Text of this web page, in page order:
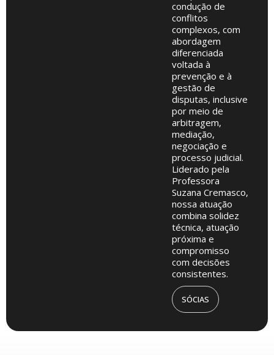
condução de
conflitos
complexos, com
abordagem
diferenciada
voltada à
prevenção e à
gestão de
disputas, inclusive
por meio de
arbitragem,
mediação,
negociação e
processo judicial.
Liderado pela
Professora
Suzana Cremasco,
nossa atuação
combina solidez
técnica, atuação
próxima e
compromisso
com decisões
consistentes.
SÓCIAS